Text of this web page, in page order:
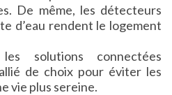
De même, les détecteurs
d’eau rendent le logement
solutions connectées
de choix pour éviter les
vie plus sereine.